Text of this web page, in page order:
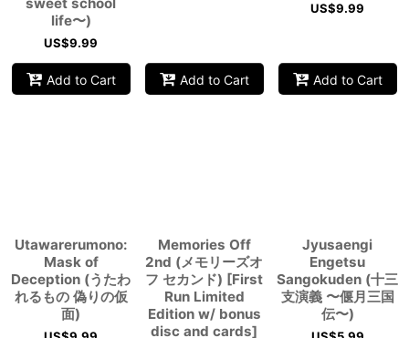
life〜)
US$9.99
Add to Cart Add to Cart
US$9.99
Add to Cart
Utawarerumono:
Mask of
Deception (うたわ
れるもの 偽りの仮
面)
Memories Off
2nd (メモリーズオ
フ セカンド) [First
Run Limited
Edition w/ bonus
disc and cards]
Jyusaengi
Engetsu
Sangokuden (十三
支演義 〜偃月三国
伝〜)